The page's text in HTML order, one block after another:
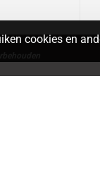
cookies en